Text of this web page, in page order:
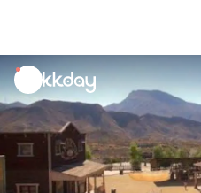
unread
notifications